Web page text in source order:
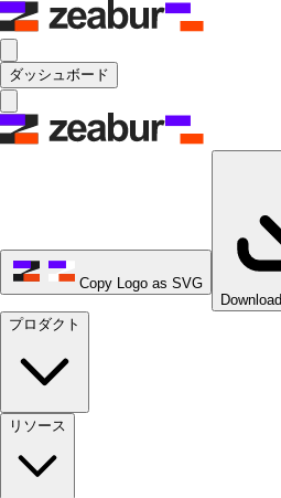
ダッシュボード
Copy Logo as SVG
プロダクト
リソース